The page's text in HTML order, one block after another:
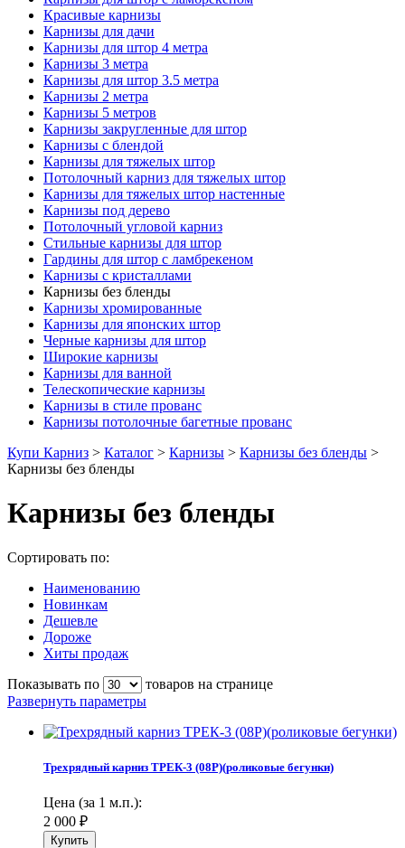
Красивые карнизы
Карнизы для дачи
Карнизы для штор 4 метра
Карнизы 3 метра
Карнизы для штор 3.5 метра
Карнизы 2 метра
Карнизы 5 метров
Карнизы закругленные для штор
Карнизы с блендой
Карнизы для тяжелых штор
Потолочный карниз для тяжелых штор
Карнизы для тяжелых штор настенные
Карнизы под дерево
Потолочный угловой карниз
Стильные карнизы для штор
Гардины для штор с ламбрекеном
Карнизы с кристаллами
Карнизы без бленды
Карнизы хромированные
Карнизы для японских штор
Черные карнизы для штор
Широкие карнизы
Карнизы для ванной
Телескопические карнизы
Карнизы в стиле прованс
Карнизы потолочные багетные прованс
Купи Карниз > Каталог > Карнизы > Карнизы без бленды >
Карнизы без бленды
Карнизы без бленды
Сортировать по:
Наименованию
Новинкам
Дешевле
Дороже
Хиты продаж
Показывать по
товаров на странице
Развернуть параметры
Трехрядный карниз ТРЕК-3 (08Р)(роликовые бегунки)
Цена (за 1 м.п.):
2 000 ₽